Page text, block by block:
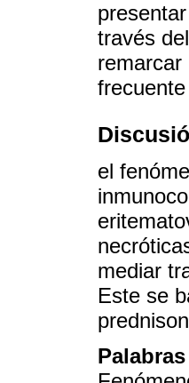
través
remarcar
el
mediar
Este se